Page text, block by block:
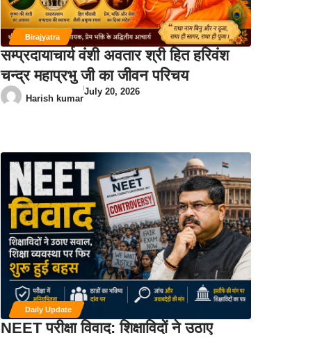
Birajyatra
सम्प्रदायाचार्य वंशी अवतार श्री हित हरिवंश
चन्द्र महाप्रभु जी का जीवन परिचय
Harish kumar
July 20, 2026
Daily Update
NEET परीक्षा विवाद: शिक्षाविदों ने उठाए